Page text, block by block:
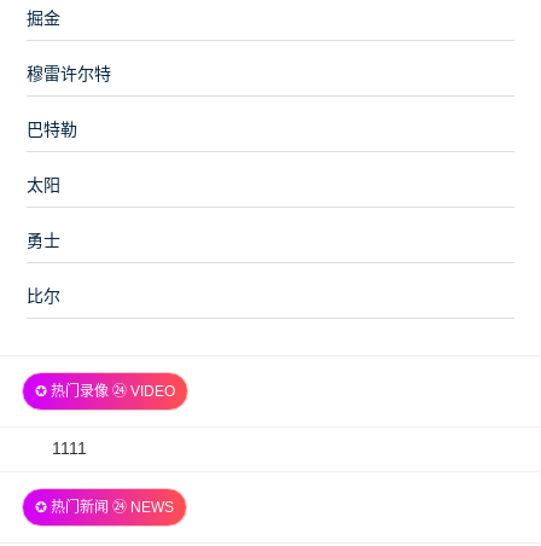
掘金
穆雷许尔特
巴特勒
太阳
勇士
比尔
✪ 热门录像 ㉔ VIDEO
2026-
06
1111
✪ 热门新闻 ㉔ NEWS